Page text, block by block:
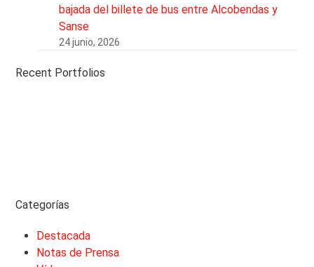
bajada del billete de bus entre Alcobendas y
Sanse
24 junio, 2026
Recent Portfolios
Categorías
Destacada
Notas de Prensa